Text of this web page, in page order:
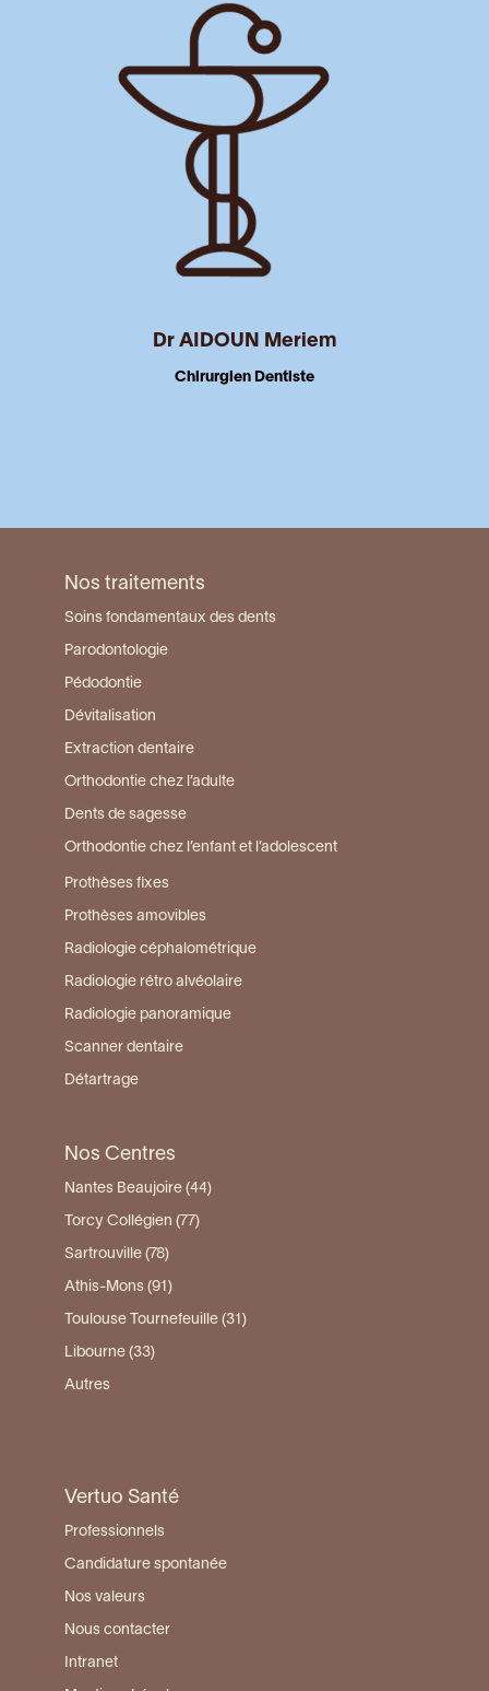
Dr AIDOUN Meriem
Chirurgien Dentiste
Nos traitements
Soins fondamentaux des dents
Parodontologie
Pédodontie
Dévitalisation
Extraction dentaire
Orthodontie chez l’adulte
Dents de sagesse
Orthodontie chez l’enfant et l’adolescent
Prothèses fixes
Prothèses amovibles
Radiologie céphalométrique
Radiologie rétro alvéolaire
Radiologie panoramique
Scanner dentaire
Détartrage
Nos Centres
Nantes Beaujoire (44)
Torcy Collégien (77)
Sartrouville (78)
Athis-Mons (91)
Toulouse Tournefeuille (31)
Libourne (33)
Autres
Vertuo Santé
Professionnels
Candidature spontanée
Nos valeurs
Nous contacter
Intranet